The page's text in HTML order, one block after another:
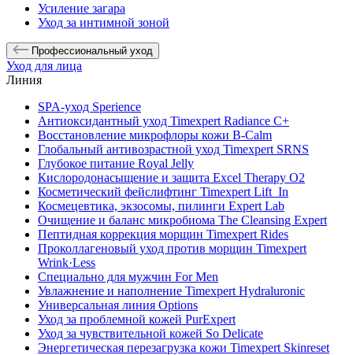
Усиление загара
Уход за интимной зоной
Профессиональный уход
Уход для лица
Линия
SPA-уход Sperience
Антиоксидантный уход Timexpert Radiance C+
Восстановление микрофлоры кожи B-Calm
Глобальный антивозрастной уход Timexpert SRNS
Глубокое питание Royal Jelly
Кислородонасыщение и защита Excel Therapy O2
Косметический фейслифтинг Timexpert Lift_In
Космецевтика, экзосомы, пилинги Expert Lab
Очищение и баланс микробиома The Cleansing Expert
Пептидная коррекция морщин Timexpert Rides
Проколлагеновый уход против морщин Timexpert
Wrink·Less
Специально для мужчин For Men
Увлажнение и наполнение Timexpert Hydraluronic
Универсальная линия Options
Уход за проблемной кожей PurExpert
Уход за чувствительной кожей So Delicate
Энергетическая перезагрузка кожи Timexpert Skinreset